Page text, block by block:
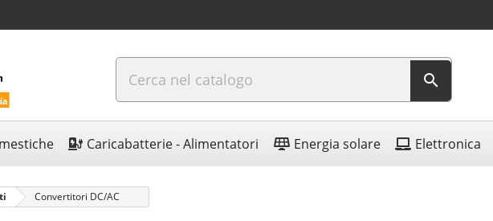

Caricabatterie - Alimentatori Energia solare Elettronica
Convertitori DC/AC